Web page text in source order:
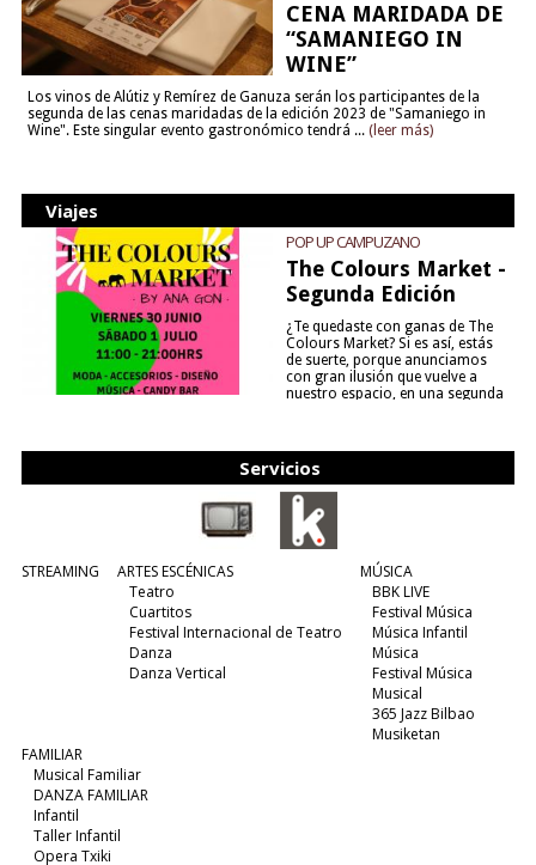
CENA MARIDADA DE
“SAMANIEGO IN
WINE”
Los vinos de Alútiz y Remírez de Ganuza serán los participantes de la
segunda de las cenas maridadas de la edición 2023 de "Samaniego in
Wine". Este singular evento gastronómico tendrá ... (leer más)
Viajes
POP UP CAMPUZANO
The Colours Market -
Segunda Edición
¿Te quedaste con ganas de The
Colours Market? Si es así, estás
de suerte, porque anunciamos
con gran ilusión que vuelve a
nuestro espacio, en una segunda
Servicios
STREAMING
ARTES ESCÉNICAS
Teatro
Cuartitos
Festival Internacional de Teatro
Danza
Danza Vertical
MÚSICA
BBK LIVE
Festival Música
Música Infantil
Música
Festival Música
Musical
365 Jazz Bilbao
Musiketan
FAMILIAR
Musical Familiar
DANZA FAMILIAR
Infantil
Taller Infantil
Opera Txiki